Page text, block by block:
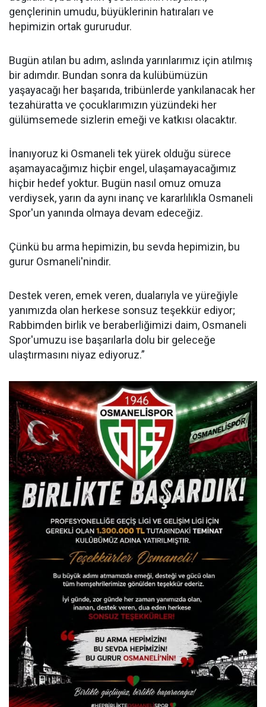
gençlerinin umudu, büyüklerinin hatıraları ve
hepimizin ortak gururudur.
Bugün atılan bu adım, aslında yarınlarımız için atılmış
bir adımdır. Bundan sonra da kulübümüzün
yaşayacağı her başarıda, tribünlerde yankılanacak her
tezahüratta ve çocuklarımızın yüzündeki her
gülümsemede sizlerin emeği ve katkısı olacaktır.
İnanıyoruz ki Osmaneli tek yürek olduğu sürece
aşamayacağımız hiçbir engel, ulaşamayacağımız
hiçbir hedef yoktur. Bugün nasıl omuz omuza
verdiysek, yarın da aynı inanç ve kararlılıkla Osmaneli
Spor'un yanında olmaya devam edeceğiz.
Çünkü bu arma hepimizin, bu sevda hepimizin, bu
gurur Osmaneli'nindir.
Destek veren, emek veren, dualarıyla ve yüreğiyle
yanımızda olan herkese sonsuz teşekkür ediyor;
Rabbimden birlik ve beraberliğimizi daim, Osmaneli
Spor'umuzu ise başarılarla dolu bir geleceğe
ulaştırmasını niyaz ediyoruz.”